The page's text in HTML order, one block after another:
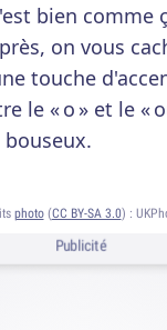
bien comme
on vous
touche
le « o » et le «
photo(CC BY-SA 3.0) :
Publicité